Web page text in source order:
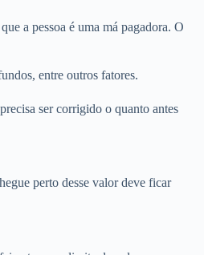
a pessoa é uma má pagadora. O
entre outros fatores.
ser corrigido o quanto antes
perto desse valor deve ficar